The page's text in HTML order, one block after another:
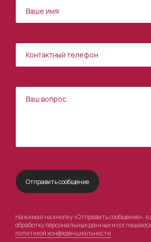
Нажимая на кнопку «Отправить сообщение», я
обработку персональных данных и
политикой конфиденциальности.